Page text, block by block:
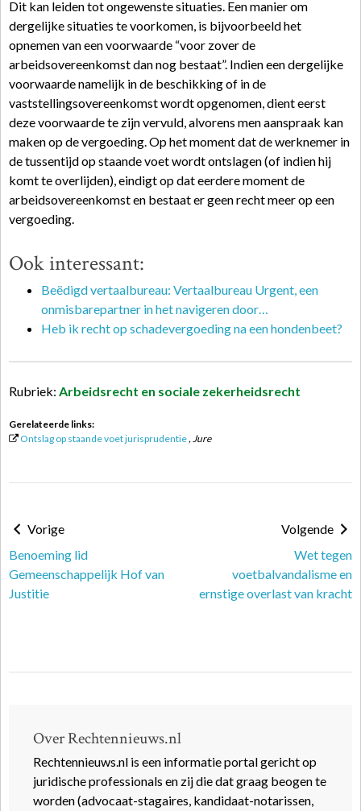
Dit kan leiden tot ongewenste situaties. Een manier om
dergelijke situaties te voorkomen, is bijvoorbeeld het
opnemen van een voorwaarde “voor zover de
arbeidsovereenkomst dan nog bestaat”. Indien een dergelijke
voorwaarde namelijk in de beschikking of in de
vaststellingsovereenkomst wordt opgenomen, dient eerst
deze voorwaarde te zijn vervuld, alvorens men aanspraak kan
maken op de vergoeding. Op het moment dat de werknemer in
de tussentijd op staande voet wordt ontslagen (of indien hij
komt te overlijden), eindigt op dat eerdere moment de
arbeidsovereenkomst en bestaat er geen recht meer op een
vergoeding.
Ook interessant:
Beëdigd vertaalbureau: Vertaalbureau Urgent, een
onmisbarepartner in het navigeren door…
Heb ik recht op schadevergoeding na een hondenbeet?
Rubriek: Arbeidsrecht en sociale zekerheidsrecht
Gerelateerde links:
Ontslag op staande voet jurisprudentie, Jure
Vorige
Benoeming lid
Gemeenschappelijk Hof van
Justitie
Volgende
Wet tegen
voetbalvandalisme en
ernstige overlast van kracht
Over Rechtennieuws.nl
Rechtennieuws.nl is een informatie portal gericht op
juridische professionals en zij die dat graag beogen te
worden (advocaat-stagaires, kandidaat-notarissen,